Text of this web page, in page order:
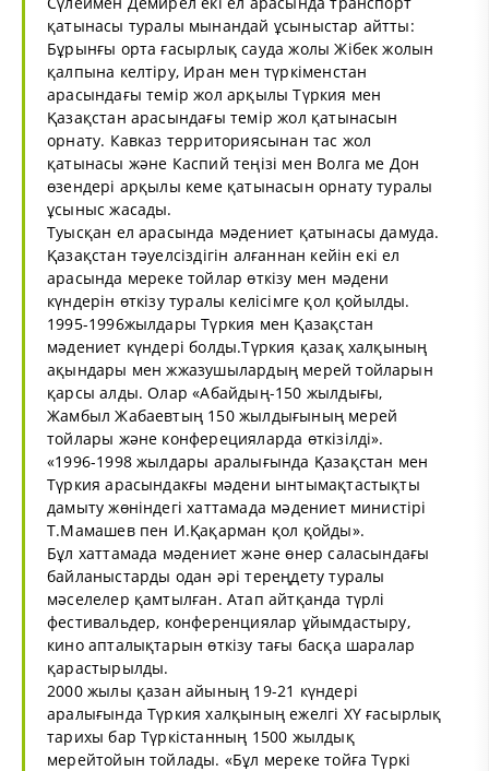
қатынасы туралы мынандай ұсыныстар айтты:
Бұрынғы орта ғасырлық сауда жолы Жібек жолын
қалпына келтіру, Иран мен түркіменстан
арасындағы темір жол арқылы Түркия мен
Қазақстан арасындағы темір жол қатынасын
орнату. Кавказ территориясынан тас жол
қатынасы және Каспий теңізі мен Волга ме Дон
өзендері арқылы кеме қатынасын орнату туралы
ұсыныс жасады.
Туысқан ел арасында мәдениет қатынасы дамуда.
Қазақстан тәуелсіздігін алғаннан кейін екі ел
арасында мереке тойлар өткізу мен мәдени
күндерін өткізу туралы келісімге қол қойылды.
1995-1996жылдары Түркия мен Қазақстан
мәдениет күндері болды.Түркия қазақ халқының
ақындары мен жжазушылардың мерей тойларын
қарсы алды. Олар «Абайдың-150 жылдығы,
Жамбыл Жабаевтың 150 жылдығының мерей
тойлары және конферецияларда өткізілді».
«1996-1998 жылдары аралығында Қазақстан мен
Түркия арасындакғы мәдени ынтымақтастықты
дамыту жөніндегі хаттамада мәдениет министірі
Т.Мамашев пен И.Қақарман қол қойды».
Бұл хаттамада мәдениет және өнер саласындағы
байланыстарды одан әрі тереңдету туралы
мәселелер қамтылған. Атап айтқанда түрлі
фестивальдер, конференциялар ұйымдастыру,
кино апталықтарын өткізу тағы басқа шаралар
қарастырылды.
2000 жылы қазан айының 19-21 күндері
аралығында Түркия халқының ежелгі ХҮ ғасырлық
тарихы бар Түркістанның 1500 жылдық
мерейтойын тойлады. «Бұл мереке тойға Түркі